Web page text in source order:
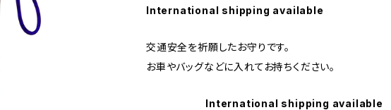
International shipping available
交通安全を祈願したお守りです。
お車やバッグなどに入れてお持ちください。
International shipping available